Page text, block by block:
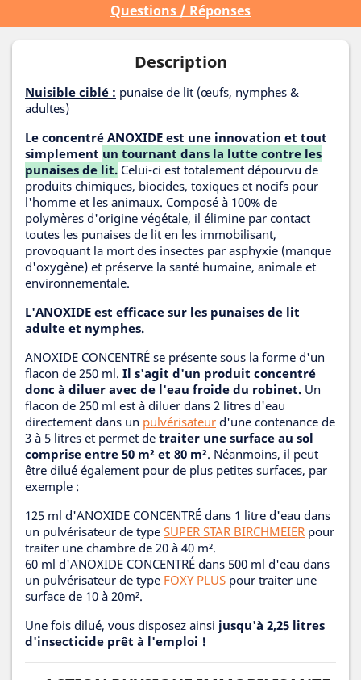
Questions / Réponses
Description
Nuisible ciblé : punaise de lit (œufs, nymphes &
adultes)
Le concentré ANOXIDE est une innovation et tout
simplement un tournant dans la lutte contre les
punaises de lit. Celui-ci est totalement dépourvu de
produits chimiques, biocides, toxiques et nocifs pour
l'homme et les animaux. Composé à 100% de
polymères d'origine végétale, il élimine par contact
toutes les punaises de lit en les immobilisant,
provoquant la mort des insectes par asphyxie (manque
d'oxygène) et préserve la santé humaine, animale et
environnementale.
L'ANOXIDE est efficace sur les punaises de lit
adulte et nymphes.
ANOXIDE CONCENTRÉ se présente sous la forme d'un
flacon de 250 ml. Il s'agit d'un produit concentré
donc à diluer avec de l'eau froide du robinet. Un
flacon de 250 ml est à diluer dans 2 litres d'eau
directement dans un pulvérisateur d'une contenance de
3 à 5 litres et permet de traiter une surface au sol
comprise entre 50 m² et 80 m². Néanmoins, il peut
être dilué également pour de plus petites surfaces, par
exemple :
125 ml d'ANOXIDE CONCENTRÉ dans 1 litre d'eau dans
un pulvérisateur de type SUPER STAR BIRCHMEIER pour
traiter une chambre de 20 à 40 m².
60 ml d'ANOXIDE CONCENTRÉ dans 500 ml d'eau dans
un pulvérisateur de type FOXY PLUS pour traiter une
surface de 10 à 20m².
Une fois dilué, vous disposez ainsi jusqu'à 2,25 litres
d'insecticide prêt à l'emploi !